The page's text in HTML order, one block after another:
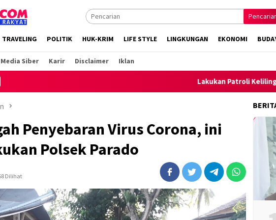
TRAVELING POLITIK HUK-KRIM LIFE STYLE LINGKUNGAN EKONOMI
Siber Karir Disclaimer Iklan
Lakukan Patroli Keliling, Polsek
Penyebaran Virus Corona, ini
Polsek Parado
Dilihat